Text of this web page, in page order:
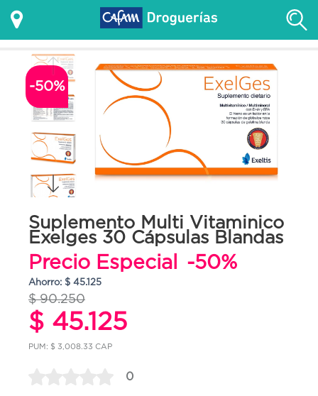
-50%
Suplemento Multi Vitaminico
Exelges 30 Cápsulas Blandas
Precio Especial -50%
Ahorro: $ 45.125
$ 90.250
$ 45.125
PUM: $ 3,008.33 CAP
0